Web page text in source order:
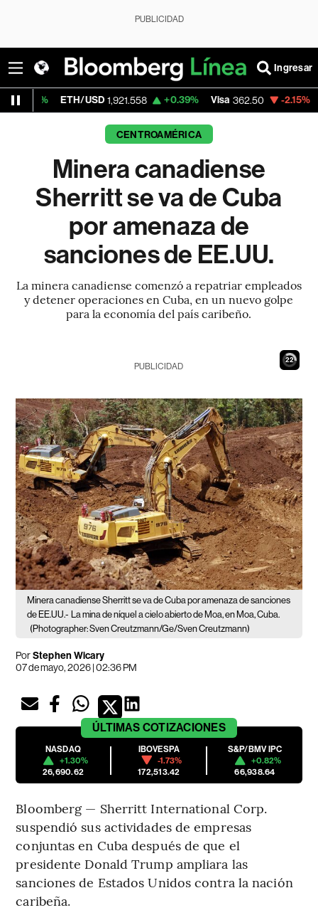
PUBLICIDAD
Ingresar
ETH/USD 1,921.558 +0.39% Visa 362.50 -2.15%
CENTROAMÉRICA
Minera canadiense
Sherritt se va de Cuba
por amenaza de
sanciones de EE.UU.
La minera canadiense comenzó a repatriar empleados
y detener operaciones en Cuba, en un nuevo golpe
para la economía del país caribeño.
21
PUBLICIDAD
Minera canadiense Sherritt se va de Cuba por amenaza de sanciones
de EE.UU.-
La mina de níquel a cielo abierto de Moa, en Moa, Cuba.
(Photographer: Sven Creutzmann/Ge/Sven Creutzmann)
PorStephen Wicary
07 de mayo, 2026 | 02:36 PM
ÚLTIMAS COTIZACIONES
NASDAQ
+1.30%
26,690.62
IBOVESPA
-1.73%
172,513.42
S&P/BMV IPC
+0.82%
66,938.64
Bloomberg — Sherritt International Corp.
suspendió sus actividades de empresas
conjuntas en Cuba después de que el
presidente Donald Trump ampliara las
sanciones de Estados Unidos contra la nación
caribeña.